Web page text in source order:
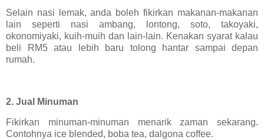
Selain nasi lemak, anda boleh fikirkan makanan-makanan
lain seperti nasi ambang, lontong, soto, takoyaki,
okonomiyaki, kuih-muih dan lain-lain. Kenakan syarat kalau
beli RM5 atau lebih baru tolong hantar sampai depan
rumah.
2. Jual Minuman
Fikirkan minuman-minuman menarik zaman sekarang.
Contohnya ice blended, boba tea, dalgona coffee.